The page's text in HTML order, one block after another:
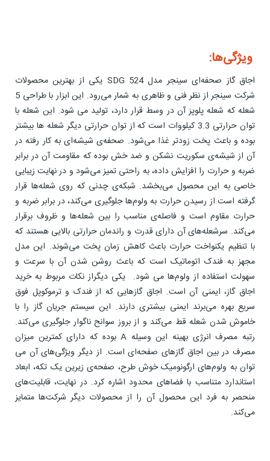
ویژگی‌ها:
اجاق گاز صحفه‌ای سینجر مدل SDG 524 یکی از بهترین محصولات
شرکت سینجر از نظر فنی و ظاهری به شمار می‌رود. این ابزار با طراحی 5
شعله که شعله پلوپز آن در وسط قرار دارد، تولید می شود. این شعله با
توان حرارتی 3.3 کیلووات است که از توان حرارتی دیگر شعله ها بیشتر
بوده و باعث پخت زودتر غذا می‌شود. صحفه‌ی شیشه‌ای به کار رفته در
آن از شیشه‌ی سکوریت نشکن و ضد خش بوده که مقاومت آن در برابر
ضربه و حرارت را افزایش داده، به راحتی تمیز می‌شود و در نهایت زیبایی
خاصی به این محصول می‌بخشد. شبکه‌ی چدنی که روی شعله‌ها قرار
گرفته است از رسیدن حرارت به ولوم‌ها جلوگیری می‌کند، در برابر ضربه و
حرارت مقاوم است و فاصله‌ی مناسب را بین شعله‌ها و ظروف برقرار
می‌کند. سرشعله‌های آن دارای قدرت و راندمان حرارتی بالایی هستند که
با تنظیم یکنواخت حرارت باعث کاهش زمان پخت می‌شوند. این مدل
مجهز به فندک اتوماتیک است که باعث روشن شدن آن با سرعت و
سهولت استفاده از ولوم‌ها می شود. یکی دیگراز نکات مربوط به خرید
اجاق گاز، ایمنی آن است. اجاق گازهایی که از فندک و ترموکوپل فوق
سریع بهره می‌برند ایمنی بیشتری دارند. این سیستم جریان گاز را با
خاموش شدن شعله قط می‌کند و از بروز سوانح ناگوار جلوگیری می‌کند.
رتبه مصرف انرژی بهینه این وسیله A بوده که دارای کمترین میزان
مصرف در بین اجاق گازهای صفحه‌ای است. از دیگر ویژگی‌های آن می
توان به ولوم‌های ارگونومیک خوش طرح، صفحه‌ی زیرین یک تکه، ابعاد
استاندارد متناسب با فضا‌های محدود اشاره کرد. در نهایت، قابلیت‌های
منحصر به فرد این محصول آن را از محصولات دیگر شرکت‌ها متمایز
می‌کند.